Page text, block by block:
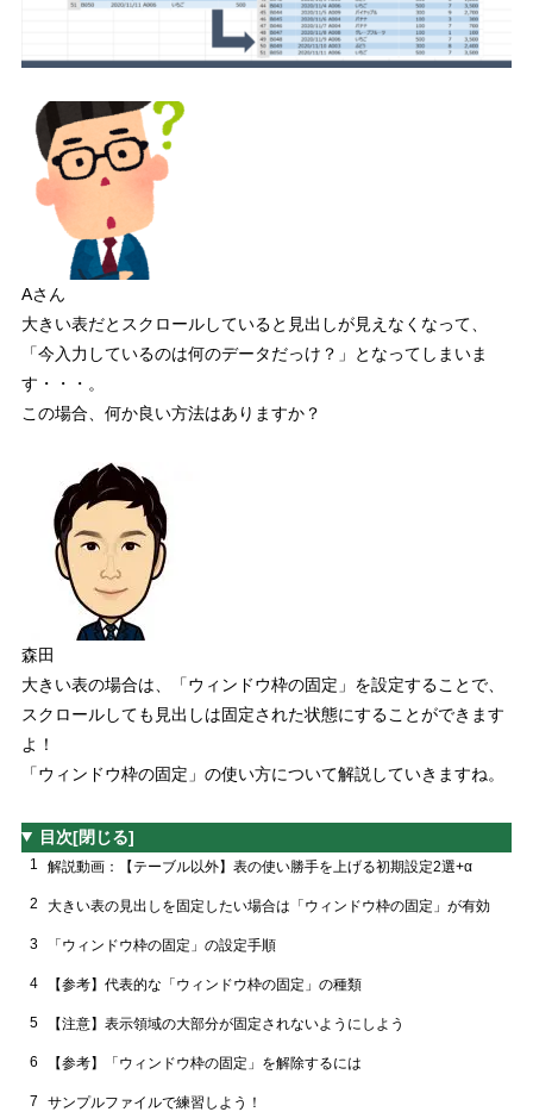
Aさん
大きい表だとスクロールしていると見出しが見えなくなって、
「今入力しているのは何のデータだっけ？」となってしまいま
す・・・。
この場合、何か良い方法はありますか？
森田
大きい表の場合は、
「ウィンドウ枠の固定」 を設定することで、
スクロールしても見出しは固定された状態にすることができます
よ！
「ウィンドウ枠の固定」の使い方について解説していきますね。
目次[閉じる]
1 解説動画：【テーブル以外】表の使い勝手を上げる初期設定2選+α
2 大きい表の見出しを固定したい場合は「ウィンドウ枠の固定」が有効
3 「ウィンドウ枠の固定」の設定手順
4 【参考】代表的な「ウィンドウ枠の固定」の種類
5 【注意】表示領域の大部分が固定されないようにしよう
6 【参考】「ウィンドウ枠の固定」を解除するには
7 サンプルファイルで練習しよう！